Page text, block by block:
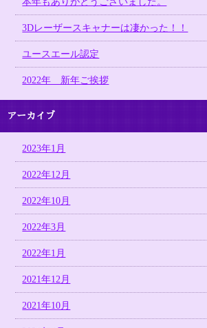
3Dレーザースキャナーは凄かった！！
ユースエール認定
2022年 新年ご挨拶
アーカイブ
2023年1月
2022年12月
2022年10月
2022年3月
2022年1月
2021年12月
2021年10月